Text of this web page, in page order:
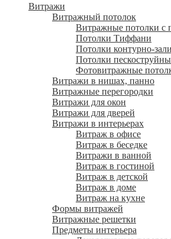
Витражи
Витражный потолок
Витражные потолки с
Потолки Тиффани
Потолки контурно-
Потолки
Фотовитражные
Витражи в нишах, панно
Витражные перегородки
Витражи для окон
Витражи для дверей
Витражи в интерьерах
Витраж в офисе
Витраж в беседке
Витражи в ванной
Витраж в гостиной
Витраж в детской
Витраж в доме
Витраж на кухне
Формы витражей
Витражные решетки
Предметы интерьера